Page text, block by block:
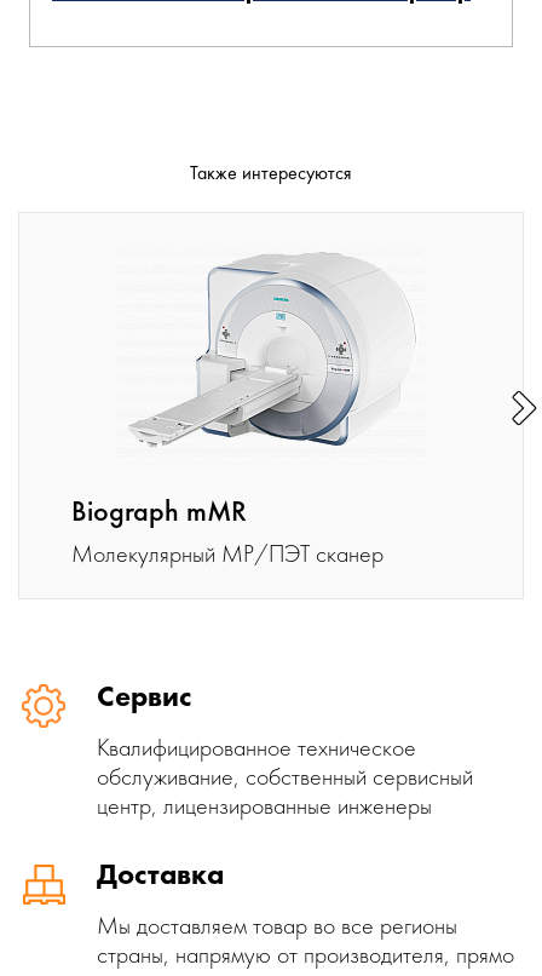
Также интересуются
Biograph mMR
Молекулярный МР/ПЭТ сканер
Сервис
Квалифицированное техническое
обслуживание, собственный сервисный
центр, лицензированные инженеры
Доставка
Мы доставляем товар во все регионы
страны, напрямую от производителя, прямо